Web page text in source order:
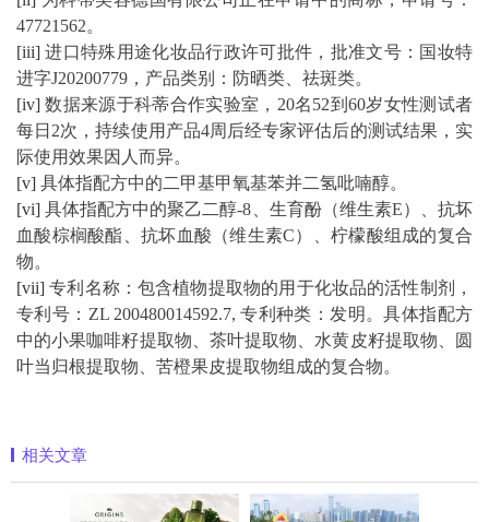
47721562。
[iii] 进口特殊用途化妆品行政许可批件，批准文号：国妆特
进字J20200779，产品类别：防晒类、祛斑类。
[iv] 数据来源于科蒂合作实验室，20名52到60岁女性测试者
每日2次，持续使用产品4周后经专家评估后的测试结果，实
际使用效果因人而异。
[v] 具体指配方中的二甲基甲氧基苯并二氢吡喃醇。
[vi] 具体指配方中的聚乙二醇-8、生育酚（维生素E）、抗坏
血酸棕榈酸酯、抗坏血酸（维生素C）、柠檬酸组成的复合
物。
[vii] 专利名称：包含植物提取物的用于化妆品的活性制剂，
专利号：ZL 200480014592.7, 专利种类：发明。具体指配方
中的小果咖啡籽提取物、茶叶提取物、水黄皮籽提取物、圆
叶当归根提取物、苦橙果皮提取物组成的复合物。
相关文章